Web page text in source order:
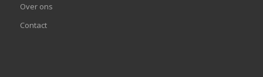
Over ons
Contact